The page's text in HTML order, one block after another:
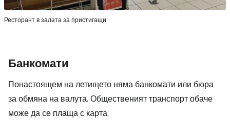
Ресторант в залата за пристигащи
Банкомати
Понастоящем на летището няма банкомати или бюра
за обмяна на валута. Общественият транспорт обаче
може да се плаща с карта.